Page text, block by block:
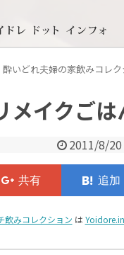
酔いどれ夫婦の家飲みコレ
イクごは
2011/8/20
飲みコレクション は